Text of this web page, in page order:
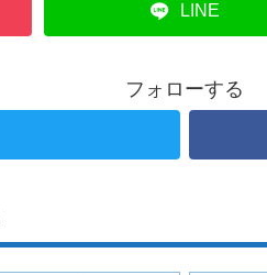
LINE
フォローする